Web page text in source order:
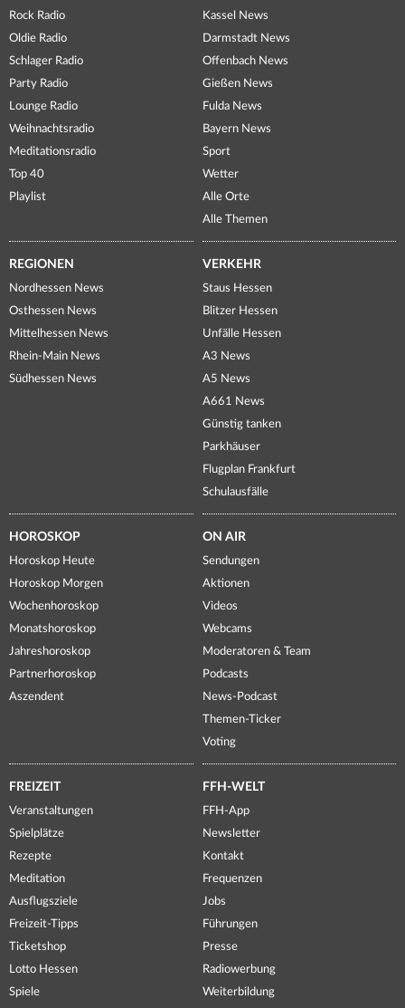
Rock Radio
Oldie Radio
Schlager Radio
Party Radio
Lounge Radio
Weihnachtsradio
Meditationsradio
Top 40
Playlist
Kassel News
Darmstadt News
Offenbach News
Gießen News
Fulda News
Bayern News
Sport
Wetter
Alle Orte
Alle Themen
REGIONEN
Nordhessen News
Osthessen News
Mittelhessen News
Rhein-Main News
Südhessen News
VERKEHR
Staus Hessen
Blitzer Hessen
Unfälle Hessen
A3 News
A5 News
A661 News
Günstig tanken
Parkhäuser
Flugplan Frankfurt
Schulausfälle
HOROSKOP
Horoskop Heute
Horoskop Morgen
Wochenhoroskop
Monatshoroskop
Jahreshoroskop
Partnerhoroskop
Aszendent
ON AIR
Sendungen
Aktionen
Videos
Webcams
Moderatoren & Team
Podcasts
News-Podcast
Themen-Ticker
Voting
FREIZEIT
Veranstaltungen
Spielplätze
Rezepte
Meditation
Ausflugsziele
Freizeit-Tipps
Ticketshop
Lotto Hessen
Spiele
FFH-WELT
FFH-App
Newsletter
Kontakt
Frequenzen
Jobs
Führungen
Presse
Radiowerbung
Weiterbildung